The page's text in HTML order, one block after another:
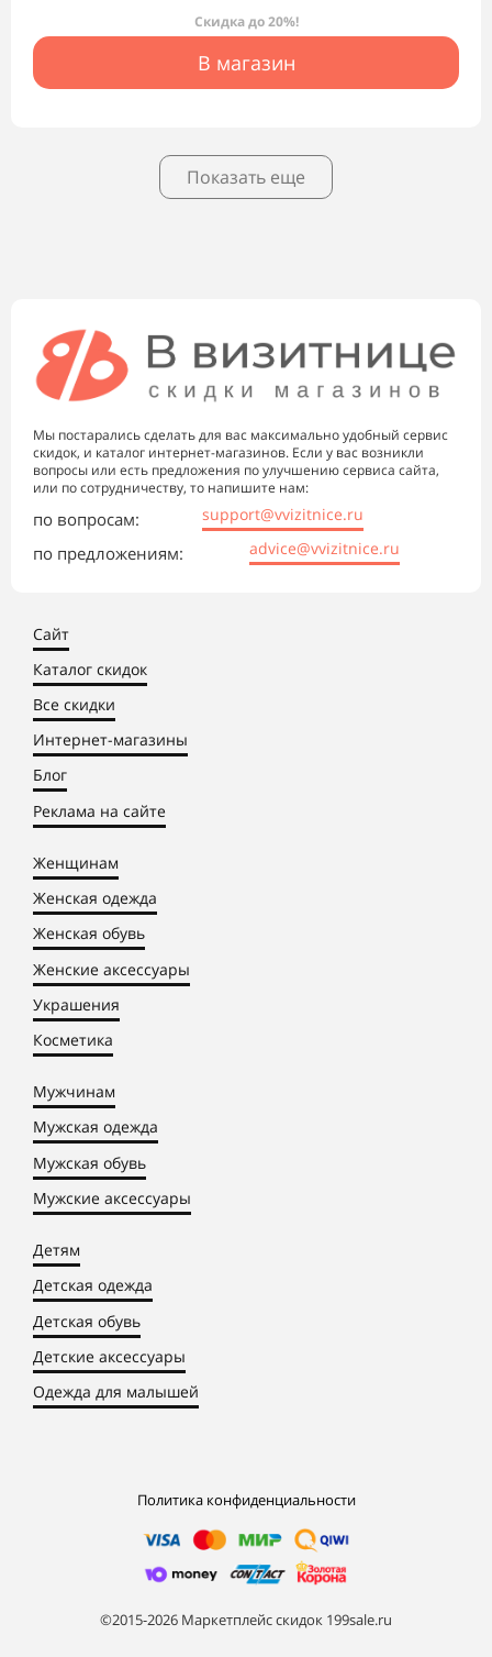
Скидка до 20%!
В магазин
Показать еще
Мы постарались сделать для вас максимально удобный сервис
скидок, и каталог интернет-магазинов. Если у вас возникли
вопросы или есть предложения по улучшению сервиса сайта,
или по сотрудничеству, то напишите нам:
по вопросам: support@vvizitnice.ru
по предложениям: advice@vvizitnice.ru
Сайт
Каталог скидок
Все скидки
Интернет-магазины
Блог
Реклама на сайте
Женщинам
Женская одежда
Женская обувь
Женские аксессуары
Украшения
Косметика
Мужчинам
Мужская одежда
Мужская обувь
Мужские аксессуары
Детям
Детская одежда
Детская обувь
Детские аксессуары
Одежда для малышей
Политика конфиденциальности
©2015-2026 Маркетплейс скидок 199sale.ru